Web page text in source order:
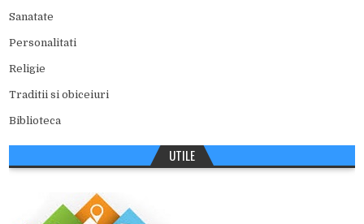
Sanatate
Personalitati
Religie
Traditii si obiceiuri
Biblioteca
UTILE